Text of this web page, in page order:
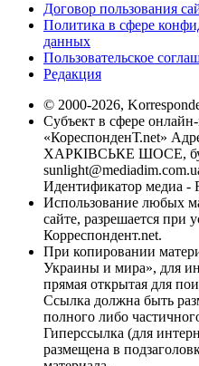
Договор пользования
Политика в сфере
данных
Пользовательское
Редакция
© 2000-2026,
Субъект в сфере
«КореспонденТ.net»
ХАРКІВСЬКЕ ШОСЕ,
Идентификатор медиа -
Использование любых
сайте, разрешается при
Корреспондент.net.
При копировании
Украины и мира», для
прямая открытая для
Ссылка должна быть
полного либо
Гиперссылка (для
размещена в